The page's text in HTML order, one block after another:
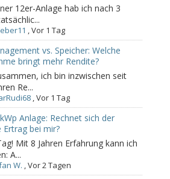
12er-Anlage hab ich nach 3
,Vor 1 Tag
vs. Speicher: Welche
bringt mehr Rendite?
ich bin inzwischen seit
Re...
,Vor 1 Tag
Anlage: Rechnet sich der
Ertrag bei mir?
Mit 8 Jahren Erfahrung kann ich
A...
W. ,Vor 2 Tagen